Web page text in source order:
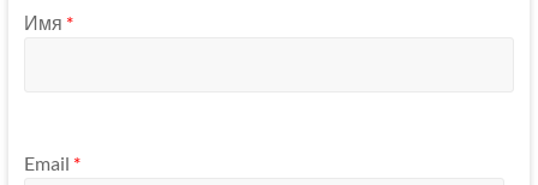
Имя *
Email *